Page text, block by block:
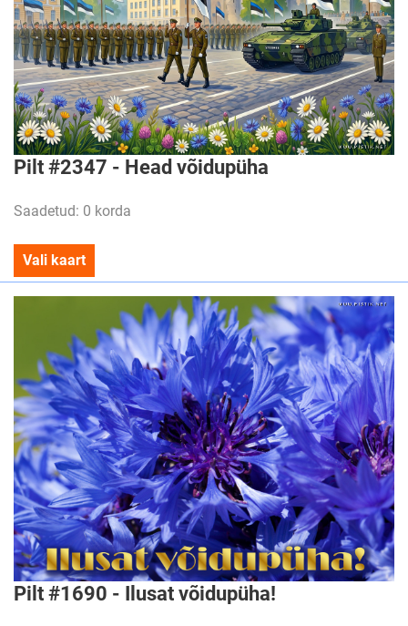
Pilt #2347 - Head võidupüha
Saadetud: 0 korda
Vali kaart
Pilt #1690 - Ilusat võidupüha!